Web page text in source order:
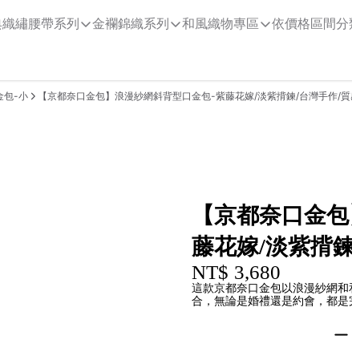
繡腰帶系列 金襴錦織系列 和風織物專區 依價格區間分
包-小 【京都奈口金包】浪漫紗網斜背型口金包-紫藤花嫁/淡紫揹鍊/台灣手作/
【京都奈口金
藤花嫁/淡紫揹
NT$ 3,680
這款京都奈口金包以浪漫紗網
合，無論是婚禮還是約會，都